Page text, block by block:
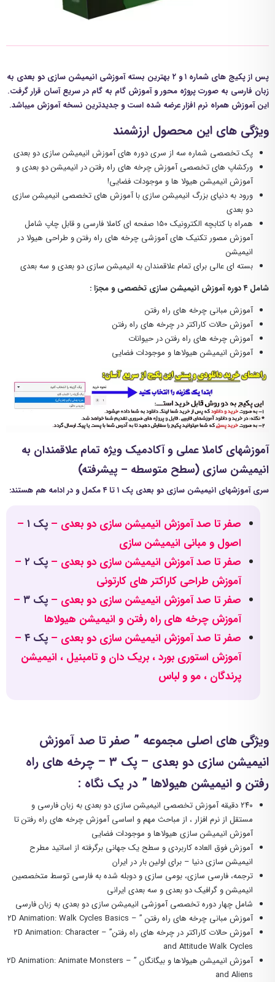
پس از پکیج های شماره ۱ و ۲ بهترین بسته آموزشی انیمیشن سازی دو بعدی به
زبان فارسی به صورت پروژه محور و آموزش گام به گام در سریع آسان قرار گرفت.
این آموزش همراه نرم افزار عرضه شده است و جدیدترین نسخه آموزش میباشد.
ویژگی های این محصول ارزشمند
پک تخصصی شماره سه از سری دوره های آموزش انیمیشن سازی دو بعدی
ورکشاپ های تخصصی آموزش چرخه های راه رفتن در انیمیشن دو بعدی و
آموزش انیمیشن هیولا ها و موجودات فضایی!
ورود به دنیای بزرگ انیمیشن سازی با آموزش های تخصصی انیمیشن سازی
دو بعدی
همراه با کتابچه الکترونیک ۱۵۰ صفحه ای کاملا فارسی و قابل چاپ شامل
آموزش مصور تکنیک های آموزشی چرخه های راه رفتن و طراحی هیولا در
انیمیشن
بسته ای عالی برای تمام علاقمندان به انیمیشن سازی دو بعدی و سه بعدی
شامل ۴ دوره آموزش
انیمیشن سازی تخصصی و مجزا :
آموزش مبانی چرخه های راه رفتن
آموزش حالات کاراکتر در چرخه های راه رفتن
آموزش چرخه های راه رفتن در حیوانات
آموزش انیمیشن هیولاها و موجودات فضایی
آموزشهای کاملا عملی و آکادمیک ویژه تمام علاقمندان به
انیمیشن سازی (سطح متوسطه – پیشرفته)
سری آموزشهای انیمیشن سازی دو بعدی پک ۱ تا ۴ مکمل و در ادامه هم هستند:
صفر تا صد آموزش انیمیشن سازی دو بعدی –پک ۱ –
اصول و مبانی انیمیشن سازی
صفر تا صد آموزش انیمیشن سازی دو بعدی –پک ۲ –
آموزش طراحی کاراکتر های کارتونی
صفر تا صد آموزش انیمیشن سازی دو بعدی – پک ۳
–
آموزش چرخه های راه رفتن و انیمیشن هیولاها
صفر تا صد آموزش انیمیشن سازی دو بعدی –پک۴ –
آموزش استوری بورد ، بریک دان و تامبنیل ، انیمیشن
پرندگان ، مو و لباس
ویژگی های اصلی مجموعه ” صفر تا صد آموزش
انیمیشن سازی دو بعدی – پک ۳ – چرخه های راه
رفتن و انیمیشن هیولاها ” در یک نگاه :
۲۴۰ دقیقه آموزش تخصصی انیمیشن سازی دو بعدی به زبان فارسی و
مستقل از نرم افزار ، از مباحث مهم و اساسی آموزش چرخه های راه رفتن تا
آموزش انیمیشن سازی هیولاها و موجودات فضایی
آموزش فوق العاده کاربردی و سطح یک جهانی برگرفته از اساتید مطرح
انیمیشن سازی دنیا – برای اولین بار در ایران
ترجمه، فارسی سازی، بومی سازی و دوبله شده به فارسی توسط متخصصین
انیمیشن و گرافیک دو بعدی و سه بعدی ایرانی
شامل چهار دوره تخصصی آموزشی انیمیشن سازی دو بعدی به زبان فارسی
آموزش مبانی چرخه های راه رفتن ” – ۲D Animation: Walk Cycles Basics
آموزش حالات کاراکتر در چرخه های راه رفتن” – ۲D Animation: Character
and Attitude Walk Cycles
آموزش انیمیشن هیولاها و بیگانگان ” – ۲D Animation: Animate Monsters
and Aliens